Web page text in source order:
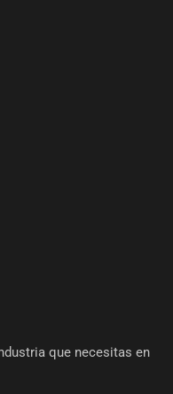
que necesitas en